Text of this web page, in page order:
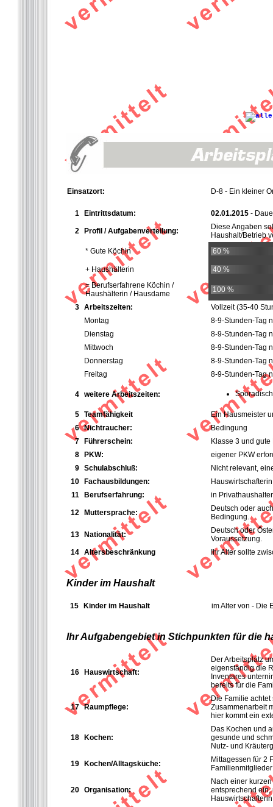
Einsatzort: D-8 - Ein kleiner
1 Eintrittsdatum: 02.01.2015 -
2 Profil / Aufgabenverteilung:
Diese Angaben
Haushalt/Betrieb
* Gute Köchin
60 %
+ Haushälterin
40 %
= Berufserfahrene Köchin /
Haushälterin / Hausdame
100 %
3 Arbeitszeiten: Vollzeit(35-40
Montag
8-9-Stunden-Tag
Dienstag
8-9-Stunden-Tag
Mittwoch
8-9-Stunden-Tag
Donnerstag
8-9-Stunden-Tag
Freitag
8-9-Stunden-Tag
4 weitere Arbeitszeiten:
5 Teamfähigkeit
Ein Hausmeister
6 Nichtraucher:
Bedingung
7
Führerschein:
Klasse 3 und
8
PKW:
eigener PKW
9 Schulabschluß:
Nicht relevant,
10
Fachausbildungen:
11
Berufserfahrung: in
12 Muttersprache:
Deutsch oder
Bedingung.
13 Nationalität:
Deutsch oder
Voraussetzung.
14 Altersbeschränkung Ihr Alter sollte
Kinder im Haushalt
15 Kinder im Haushalt im Alter von - Die
Ihr Aufgabengebiet in Stichpunkten für die
16 Hauswirtschaft:
Der Arbeitsplatz
eigenständig die
Inventares
bereits für die
17 Raumpflege:
Die Familie
Zusammenarbeit
hier kommt ein
18 Kochen:
Das Kochen und
gesunde und
Nutz- und
19 Kochen/Alltagsküche:
Mittagessen für 2
20 Organisation:
Nach einer
entsprechend ein,